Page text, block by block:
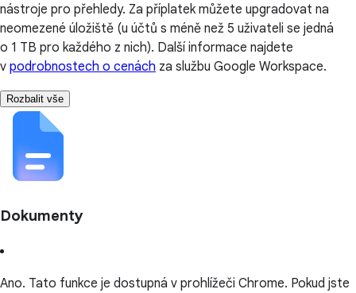
nástroje pro přehledy. Za příplatek můžete upgradovat na
neomezené úložiště (u účtů s méně než 5 uživateli se jedná
o 1 TB pro každého z nich). Další informace najdete
v podrobnostech o cenách za službu Google Workspace.
Rozbalit vše
Dokumenty
Ano. Tato funkce je dostupná v prohlížeči Chrome. Pokud jste